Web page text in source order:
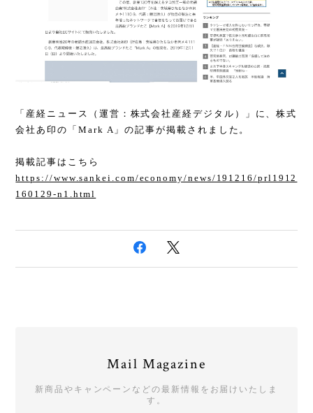
「産経ニュース（運営：株式会社産経デジタル）」に、株式
会社あ印の「Mark A」の記事が掲載されました。
掲載記事はこちら
https://www.sankei.com/economy/news/191216/prl1912
160129-n1.html
Mail Magazine
新商品やキャンペーンなどの最新情報をお届けいたしま
す。